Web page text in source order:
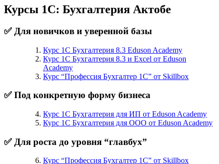
Курсы 1С: Бухгалтерия Актобе
✅ Для новичков и уверенной базы
Курс 1С Бухгалтерия 8.3 Eduson Academy
Курс 1С Бухгалтерия 8.3 и Excel от Eduson
Academy
Курс “Профессия Бухгалтер 1С” от Skillbox
✅ Под конкретную форму бизнеса
Курс 1С Бухгалтерия для ИП от Eduson Academy
Курс 1С Бухгалтерия для ООО от Eduson Academy
✅ Для роста до уровня “главбух”
Курс “Профессия Бухгалтер 1С” от Skillbox